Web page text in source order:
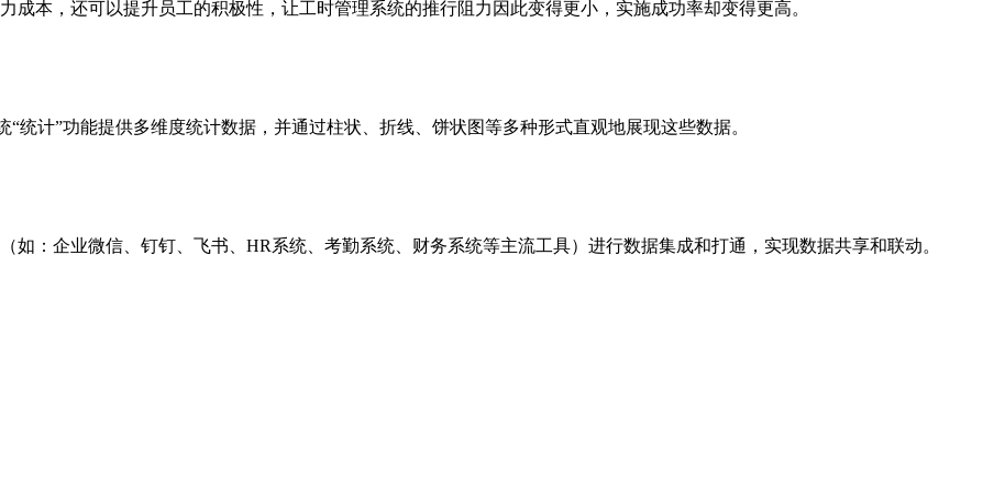
本，还可以提升员工的积极性，让工时管理系统的推行阻力因此变得更小，实施成功率却变得更高。
统计”功能提供多维度统计数据，并通过柱状、折线、饼状图等多种形式直观地展现这些数据。
：企业微信、钉钉、飞书、HR系统、考勤系统、财务系统等主流工具）进行数据集成和打通，实现数据共享和联动。